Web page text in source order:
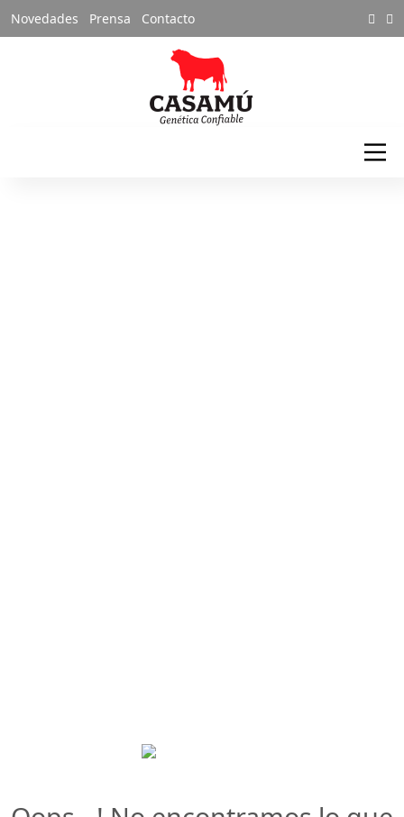
Novedades Prensa Contacto